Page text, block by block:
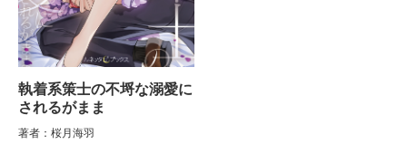
執着系策士の不埒な溺愛に
されるがまま
著者：桜月海羽